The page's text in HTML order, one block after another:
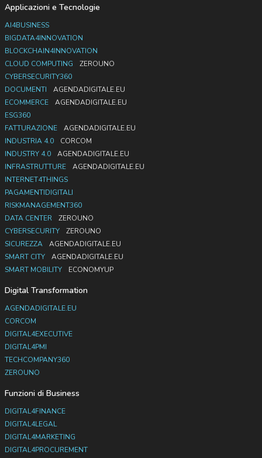
Applicazioni e Tecnologie
AI4BUSINESS
BIGDATA4INNOVATION
BLOCKCHAIN4INNOVATION
CLOUD COMPUTING
ZEROUNO
CYBERSECURITY360
DOCUMENTI
AGENDADIGITALE.EU
ECOMMERCE
AGENDADIGITALE.EU
ESG360
FATTURAZIONE
AGENDADIGITALE.EU
INDUSTRIA 4.0
CORCOM
INDUSTRY 4.0
AGENDADIGITALE.EU
INFRASTRUTTURE
AGENDADIGITALE.EU
INTERNET4THINGS
PAGAMENTIDIGITALI
RISKMANAGEMENT360
DATA CENTER
ZEROUNO
CYBERSECURITY
ZEROUNO
SICUREZZA
AGENDADIGITALE.EU
SMART CITY
AGENDADIGITALE.EU
SMART MOBILITY
ECONOMYUP
Digital Transformation
AGENDADIGITALE.EU
CORCOM
DIGITAL4EXECUTIVE
DIGITAL4PMI
TECHCOMPANY360
ZEROUNO
Funzioni di Business
DIGITAL4FINANCE
DIGITAL4LEGAL
DIGITAL4MARKETING
DIGITAL4PROCUREMENT